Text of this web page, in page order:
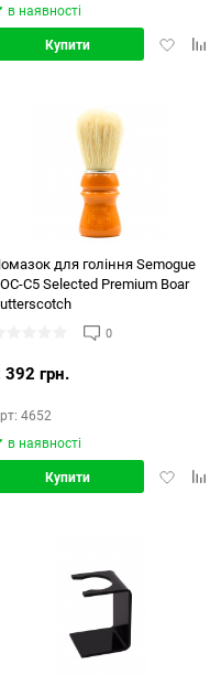
в наявності
Додати
Купити
для гоління Semogue
C5 Selected Premium Boar
0
392 грн.
4652
в наявності
Додати
Купити